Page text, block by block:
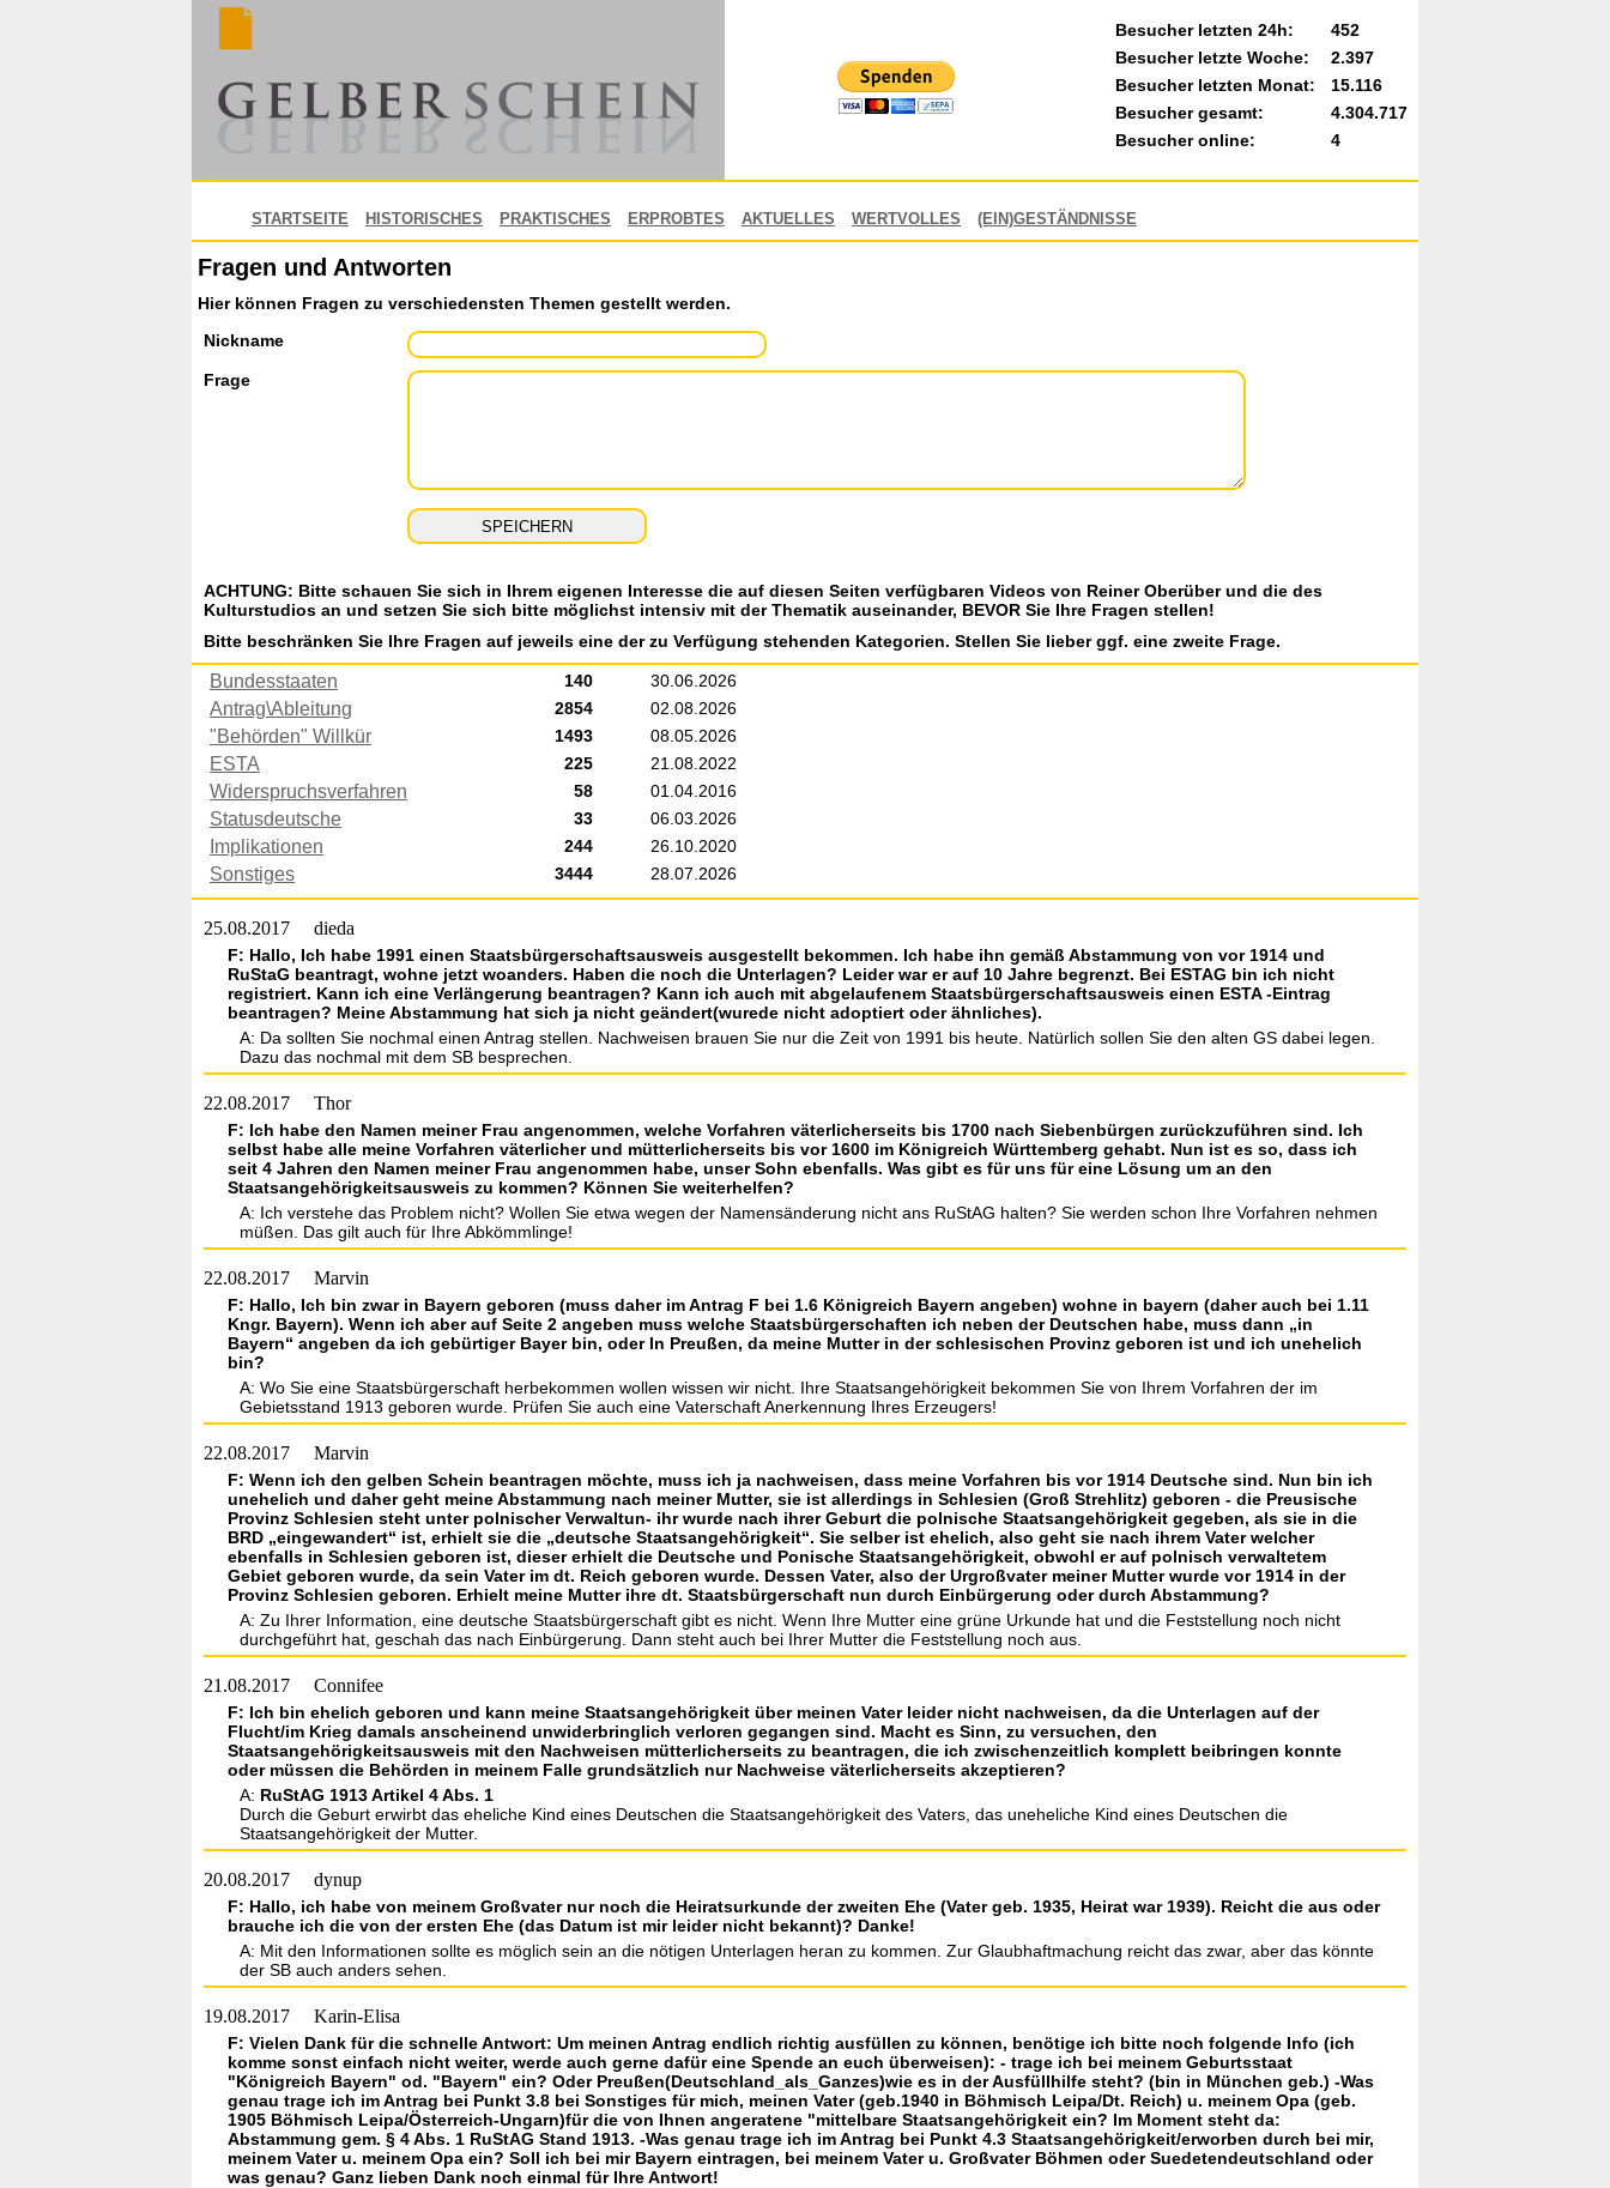
Besucher letzten 24h:
452
Besucher letzte Woche:
2.397
Besucher letzten Monat:
15.116
Besucher gesamt:
4.304.717
Besucher online:
4
STARTSEITE HISTORISCHES PRAKTISCHES ERPROBTES AKTUELLES WERTVOLLES (EIN)GESTÄNDNISSE
Fragen und Antworten
Hier können Fragen zu verschiedensten Themen gestellt werden.
Nickname
Frage
ACHTUNG: Bitte schauen Sie sich in Ihrem eigenen Interesse die auf diesen Seiten verfügbaren Videos von Reiner Oberüber und die des
Kulturstudios an und setzen Sie sich bitte möglichst intensiv mit der Thematik auseinander, BEVOR Sie Ihre Fragen stellen!
Bitte beschränken Sie Ihre Fragen auf jeweils eine der zu Verfügung stehenden Kategorien. Stellen Sie lieber ggf. eine zweite Frage.
Bundesstaaten 140 30.06.2026
Antrag\Ableitung 2854 02.08.2026
"Behörden" Willkür 1493 08.05.2026
ESTA 225 21.08.2022
Widerspruchsverfahren 58 01.04.2016
Statusdeutsche 33 06.03.2026
Implikationen 244 26.10.2020
Sonstiges 3444 28.07.2026
25.08.2017 dieda
F: Hallo, Ich habe 1991 einen Staatsbürgerschaftsausweis ausgestellt bekommen. Ich habe ihn gemäß Abstammung von vor 1914 und
RuStaG beantragt, wohne jetzt woanders. Haben die noch die Unterlagen? Leider war er auf 10 Jahre begrenzt. Bei ESTAG bin ich nicht
registriert. Kann ich eine Verlängerung beantragen? Kann ich auch mit abgelaufenem Staatsbürgerschaftsausweis einen ESTA -Eintrag
beantragen? Meine Abstammung hat sich ja nicht geändert(wurede nicht adoptiert oder ähnliches).
A: Da sollten Sie nochmal einen Antrag stellen. Nachweisen brauen Sie nur die Zeit von 1991 bis heute. Natürlich sollen Sie den alten GS dabei legen.
Dazu das nochmal mit dem SB besprechen.
22.08.2017 Thor
F: Ich habe den Namen meiner Frau angenommen, welche Vorfahren väterlicherseits bis 1700 nach Siebenbürgen zurückzuführen sind. Ich
selbst habe alle meine Vorfahren väterlicher und mütterlicherseits bis vor 1600 im Königreich Württemberg gehabt. Nun ist es so, dass ich
seit 4 Jahren den Namen meiner Frau angenommen habe, unser Sohn ebenfalls. Was gibt es für uns für eine Lösung um an den
Staatsangehörigkeitsausweis zu kommen? Können Sie weiterhelfen?
A: Ich verstehe das Problem nicht? Wollen Sie etwa wegen der Namensänderung nicht ans RuStAG halten? Sie werden schon Ihre Vorfahren nehmen
müßen. Das gilt auch für Ihre Abkömmlinge!
22.08.2017 Marvin
F: Hallo, Ich bin zwar in Bayern geboren (muss daher im Antrag F bei 1.6 Königreich Bayern angeben) wohne in bayern (daher auch bei 1.11
Kngr. Bayern). Wenn ich aber auf Seite 2 angeben muss welche Staatsbürgerschaften ich neben der Deutschen habe, muss dann „in
Bayern“ angeben da ich gebürtiger Bayer bin, oder In Preußen, da meine Mutter in der schlesischen Provinz geboren ist und ich unehelich
bin?
A: Wo Sie eine Staatsbürgerschaft herbekommen wollen wissen wir nicht. Ihre Staatsangehörigkeit bekommen Sie von Ihrem Vorfahren der im
Gebietsstand 1913 geboren wurde. Prüfen Sie auch eine Vaterschaft Anerkennung Ihres Erzeugers!
22.08.2017 Marvin
F: Wenn ich den gelben Schein beantragen möchte, muss ich ja nachweisen, dass meine Vorfahren bis vor 1914 Deutsche sind. Nun bin ich
unehelich und daher geht meine Abstammung nach meiner Mutter, sie ist allerdings in Schlesien (Groß Strehlitz) geboren - die Preusische
Provinz Schlesien steht unter polnischer Verwaltun- ihr wurde nach ihrer Geburt die polnische Staatsangehörigkeit gegeben, als sie in die
BRD „eingewandert“ ist, erhielt sie die „deutsche Staatsangehörigkeit“. Sie selber ist ehelich, also geht sie nach ihrem Vater welcher
ebenfalls in Schlesien geboren ist, dieser erhielt die Deutsche und Ponische Staatsangehörigkeit, obwohl er auf polnisch verwaltetem
Gebiet geboren wurde, da sein Vater im dt. Reich geboren wurde. Dessen Vater, also der Urgroßvater meiner Mutter wurde vor 1914 in der
Provinz Schlesien geboren. Erhielt meine Mutter ihre dt. Staatsbürgerschaft nun durch Einbürgerung oder durch Abstammung?
A: Zu Ihrer Information, eine deutsche Staatsbürgerschaft gibt es nicht. Wenn Ihre Mutter eine grüne Urkunde hat und die Feststellung noch nicht
durchgeführt hat, geschah das nach Einbürgerung. Dann steht auch bei Ihrer Mutter die Feststellung noch aus.
21.08.2017 Connifee
F: Ich bin ehelich geboren und kann meine Staatsangehörigkeit über meinen Vater leider nicht nachweisen, da die Unterlagen auf der
Flucht/im Krieg damals anscheinend unwiderbringlich verloren gegangen sind. Macht es Sinn, zu versuchen, den
Staatsangehörigkeitsausweis mit den Nachweisen mütterlicherseits zu beantragen, die ich zwischenzeitlich komplett beibringen konnte
oder müssen die Behörden in meinem Falle grundsätzlich nur Nachweise väterlicherseits akzeptieren?
A: RuStAG 1913 Artikel 4 Abs. 1
Durch die Geburt erwirbt das eheliche Kind eines Deutschen die Staatsangehörigkeit des Vaters, das uneheliche Kind eines Deutschen die
Staatsangehörigkeit der Mutter.
20.08.2017 dynup
F: Hallo, ich habe von meinem Großvater nur noch die Heiratsurkunde der zweiten Ehe (Vater geb. 1935, Heirat war 1939). Reicht die aus oder
brauche ich die von der ersten Ehe (das Datum ist mir leider nicht bekannt)? Danke!
A: Mit den Informationen sollte es möglich sein an die nötigen Unterlagen heran zu kommen. Zur Glaubhaftmachung reicht das zwar, aber das könnte
der SB auch anders sehen.
19.08.2017 Karin-Elisa
F: Vielen Dank für die schnelle Antwort: Um meinen Antrag endlich richtig ausfüllen zu können, benötige ich bitte noch folgende Info (ich
komme sonst einfach nicht weiter, werde auch gerne dafür eine Spende an euch überweisen): - trage ich bei meinem Geburtsstaat
"Königreich Bayern" od. "Bayern" ein? Oder Preußen(Deutschland_als_Ganzes)wie es in der Ausfüllhilfe steht? (bin in München geb.) -Was
genau trage ich im Antrag bei Punkt 3.8 bei Sonstiges für mich, meinen Vater (geb.1940 in Böhmisch Leipa/Dt. Reich) u. meinem Opa (geb.
1905 Böhmisch Leipa/Österreich-Ungarn)für die von Ihnen angeratene "mittelbare Staatsangehörigkeit ein? Im Moment steht da:
Abstammung gem. § 4 Abs. 1 RuStAG Stand 1913. -Was genau trage ich im Antrag bei Punkt 4.3 Staatsangehörigkeit/erworben durch bei mir,
meinem Vater u. meinem Opa ein? Soll ich bei mir Bayern eintragen, bei meinem Vater u. Großvater Böhmen oder Suedetendeutschland oder
was genau? Ganz lieben Dank noch einmal für Ihre Antwort!